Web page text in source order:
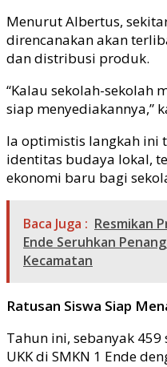
Menurut Albertus,
direncanakan akan
dan distribusi produk.
“Kalau sekolah-sekolah
siap menyediakannya,”
Ia optimistis langkah ini
identitas budaya lokal,
ekonomi baru bagi
Baca Juga : Resmikan
Ende Seruhkan
Kecamatan
Ratusan Siswa Siap
Tahun ini, sebanyak
UKK di SMKN 1 Ende